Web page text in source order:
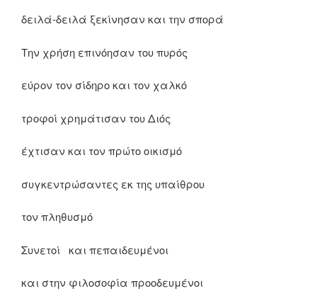
δειλά-δειλά ξεκίνησαν και την σπορά
Την χρήση επινόησαν του πυρός
εύρον τον σίδηρο και τον χαλκό
τροφοί χρημάτισαν του Διός
έχτισαν και τον πρώτο οικισμό
συγκεντρώσαντες εκ της υπαίθρου
τον πληθυσμό
Συνετοί και πεπαιδευμένοι
και στην φιλοσοφία προοδευμένοι